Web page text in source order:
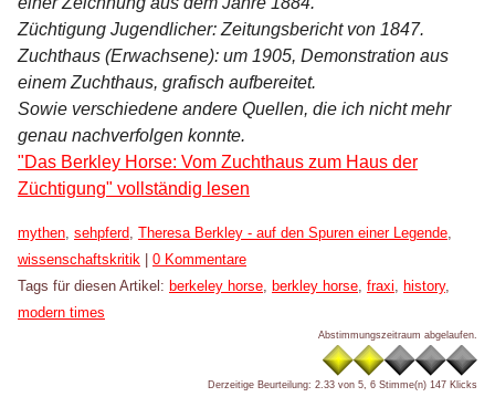
Züchtigung Jugendlicher: Zeitungsbericht von 1847.
Zuchthaus (Erwachsene): um 1905, Demonstration aus
einem Zuchthaus, grafisch aufbereitet.
Sowie verschiedene andere Quellen, die ich nicht mehr
genau nachverfolgen konnte.
"Das Berkley Horse: Vom Zuchthaus zum Haus der
Züchtigung" vollständig lesen
Kategorien:
mythen sehpferd Theresa Berkley - auf den Spuren einer Legende
wissenschaftskritik
0 Kommentare
Tags für diesen Artikel: berkeley horse berkley horse fraxi history,
modern times
Abstimmungszeitraum abgelaufen.
Derzeitige Beurteilung: 2.33 von 5, 6 Stimme(n) 147 Klicks